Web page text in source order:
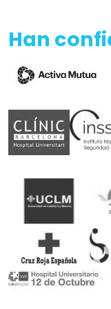
Somos
Rubén
nuestros
Ortopedia
Salud